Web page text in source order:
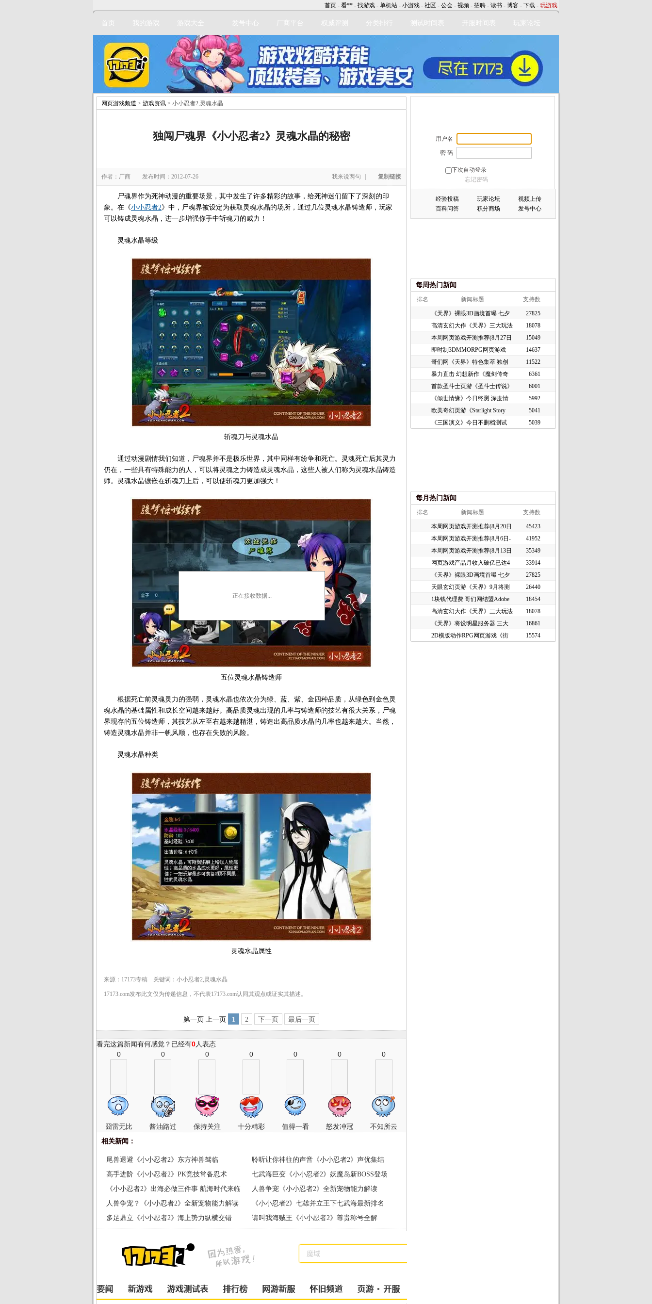
首页 - 看** - 找游戏 - 单机站 - 小游戏 - 社区 - 公会 - 视频 - 招聘 - 读书 - 博客 - 下载 - 玩游戏
首页 我的游戏 游戏大全 发号中心 厂商平台 权威评测 分类排行 测试时间表 开服时间表 玩家论坛
网页游戏频道 > 游戏资讯 > 小小忍者2,灵魂水晶
独闯尸魂界《小小忍者2》灵魂水晶的秘密
作者：厂商 发布时间：2012-07-26 我来说两句 复制链接
尸魂界作为死神动漫的重要场景，其中发生了许多精彩的故事，给死神迷们留下了深刻的印
象。在《小小忍者2》中，尸魂界被设定为获取灵魂水晶的场所，通过几位灵魂水晶铸造师，玩家
可以铸成灵魂水晶，进一步增强你手中斩魂刀的威力！
灵魂水晶等级
斩魂刀与灵魂水晶
通过动漫剧情我们知道，尸魂界并不是极乐世界，其中同样有纷争和死亡。灵魂死亡后其灵力
仍在，一些具有特殊能力的人，可以将灵魂之力铸造成灵魂水晶，这些人被人们称为灵魂水晶铸造
师。灵魂水晶镶嵌在斩魂刀上后，可以使斩魂刀更加强大！
五位灵魂水晶铸造师
根据死亡前灵魂灵力的强弱，灵魂水晶也依次分为绿、蓝、紫、金四种品质，从绿色到金色灵
魂水晶的基础属性和成长空间越来越好。高品质灵魂出现的几率与铸造师的技艺有很大关系，尸魂
界现存的五位铸造师，其技艺从左至右越来越精湛，铸造出高品质水晶的几率也越来越大。当然，
铸造灵魂水晶并非一帆风顺，也存在失败的风险。
灵魂水晶种类
灵魂水晶属性
来源：17173专稿 关键词：小小忍者2,灵魂水晶
17173.com发布此文仅为传递信息，不代表17173.com认同其观点或证实其描述。
第一页 上一页 1 2 下一页 最后一页
看完这篇新闻有何感觉？已经有0人表态
0
囧雷无比
0
酱油路过
0
保持关注
0
十分精彩
0
值得一看
0
怒发冲冠
0
不知所云
正在接收数据...
相关新闻：
尾兽退避《小小忍者2》东方神兽驾临
聆听让你神往的声音《小小忍者2》声优集结
高手进阶《小小忍者2》PK竞技常备忍术
七武海巨变《小小忍者2》妖魔岛新BOSS登场
《小小忍者2》出海必做三件事 航海时代来临
人兽争宠《小小忍者2》全新宠物能力解读
人兽争宠？《小小忍者2》全新宠物能力解读
《小小忍者2》七雄并立王下七武海最新排名
多足鼎立《小小忍者2》海上势力纵横交错
请叫我海贼王《小小忍者2》尊贵称号全解
立即注册
用户名
密 码
下次自动登录
忘记密码
经验投稿 玩家论坛
视频上传
百科问答
积分商场 发号中心
每周热门新闻
排名 新闻标题 支持数
《天界》裸眼3D画境首曝 七夕
27825
高清玄幻大作《天界》三大玩法
18078
本周网页游戏开测推荐(8月27日
15049
即时制3DMMORPG网页游戏
《谜境
14637
哥们网《天界》特色集萃 独创
11522
暴力直击 幻想新作《魔剑传奇
6361
首款圣斗士页游《圣斗士传说》
6001
《倾世情缘》今日终测 深度情
5992
欧美奇幻页游《Starlight Story
5041
《三国演义》今日不删档测试
5039
每月热门新闻
排名 新闻标题 支持数
本周网页游戏开测推荐(8月20日
45423
本周网页游戏开测推荐(8月6日-
41952
本周网页游戏开测推荐(8月13日
35349
网页游戏产品月收入破亿已达4
33914
《天界》裸眼3D画境首曝 七夕
27825
天眼玄幻页游《天界》9月将测
26440
1块钱代理费 哥们网结盟Adobe
18454
高清玄幻大作《天界》三大玩法
18078
《天界》将设明星服务器 三大
16861
2D横版动作RPG网页游戏《街
15574